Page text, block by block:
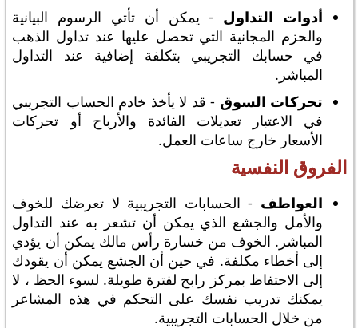
أدوات التداول - يمكن أن تأتي الرسوم البيانية
والحزم المجانية التي تحصل عليها عند تداول الذهب
في حسابك التجريبي بتكلفة إضافية عند التداول
المباشر.
تحركات السوق - قد لا يأخذ خادم الحساب التجريبي
في الاعتبار تعديلات الفائدة والأرباح أو تحركات
الأسعار خارج ساعات العمل.
الفروق النفسية
العواطف - الحسابات التجريبية لا تعرضك للخوف
والأمل والجشع الذي يمكن أن تشعر به عند التداول
المباشر. الخوف من خسارة رأس مالك يمكن أن يؤدي
إلى أخطاء مكلفة. في حين أن الجشع يمكن أن يقودك
إلى الاحتفاظ بمركز رابح لفترة طويلة. لسوء الحظ ، لا
يمكنك تدريب نفسك على التحكم في هذه المشاعر
من خلال الحسابات التجريبية.